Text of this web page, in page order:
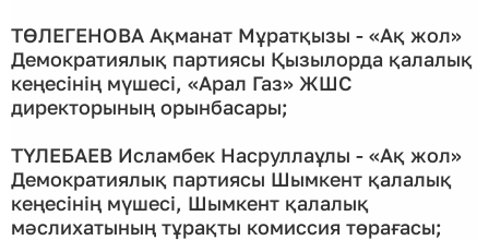
ТӨЛЕГЕНОВА Ақманат Мұратқызы - «Ақ жол»
Демократиялық партиясы Қызылорда қалалық
кеңесінің мүшесі, «Арал Газ» ЖШС
директорының орынбасары;
ТҮЛЕБАЕВ Исламбек Насруллаұлы - «Ақ жол»
Демократиялық партиясы Шымкент қалалық
кеңесінің мүшесі, Шымкент қалалық
мәслихатының тұрақты комиссия төрағасы;